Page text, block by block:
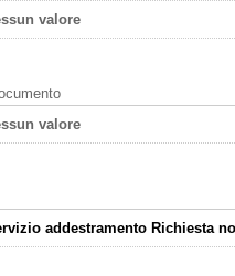
valore
valore
addestramento Richiesta